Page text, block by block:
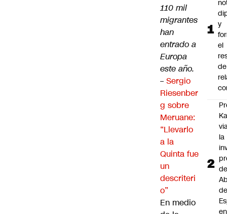
110 mil
migrantes
han
entrado a
Europa
este año.
– Sergio
Riesenber
g sobre
Meruane:
“Llevarlo
a la
Quinta fue
un
descriteri
o”
En medio
y
el
la
de
en